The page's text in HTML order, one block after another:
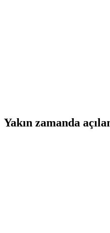
Yakın zamanda